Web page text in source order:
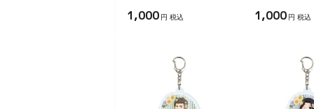
1,000 円 税込 1,000 円 税込